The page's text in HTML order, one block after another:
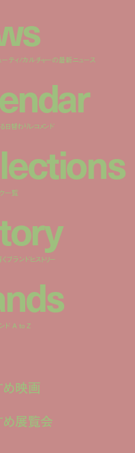
s
ーティ/カルチャーの最新ニュース
ndar
日替わりレコメンド
lections
一覧
ory
ブランドヒストリー
nds
ンド A to Z
映画
展覧会